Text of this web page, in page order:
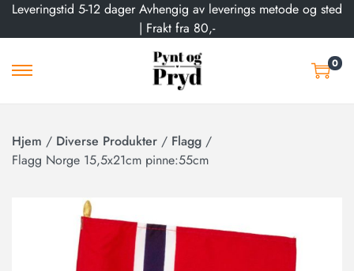
Leveringstid 5-12 dager Avhengig av leverings metode og sted
| Frakt fra 80,-
0
Hjem / Diverse Produkter / Flagg /
Flagg Norge 15,5x21cm pinne:55cm